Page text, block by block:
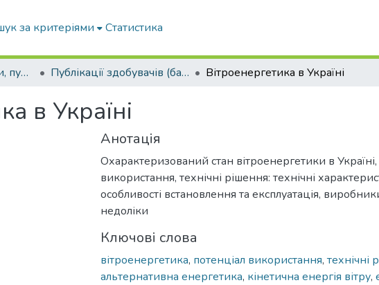
за критеріями Статистика
Конференції, збірки, публікації молодих вчених і здобувачів : магістрів, бакалаврів, аспірантів. Публікації здобувачів (бакалаврів. магістрів, аспірантів) Вітроенергетика в Україні
в Україні
Анотація
Охарактеризований стан вітроенергетики в
використання, технічні рішення: технічні
особливості встановлення та експлуатація,
недоліки
Ключові слова
вітроенергетика, потенціал використання, технічні
альтернативна енергетика, кінетична енергія вітру,